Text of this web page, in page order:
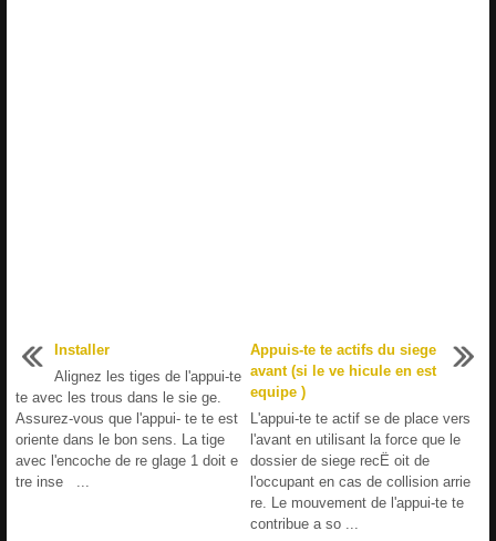
Installer
Alignez les tiges de l'appui-te
te avec les trous dans le sie ge.
Assurez-vous que l'appui- te te est
oriente dans le bon sens. La tige
avec l'encoche de re glage 1 doit e
tre inse ...
Appuis-te te actifs du siege
avant (si le ve hicule en est
equipe )
L'appui-te te actif se de place vers
l'avant en utilisant la force que le
dossier de siege recË oit de
l'occupant en cas de collision arrie
re. Le mouvement de l'appui-te te
contribue a so ...